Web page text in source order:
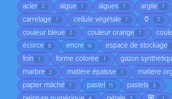
acier 2 algue 1 algues 1 argile 1
carrelage 1 cellule végétale 1 🏺 5
couleur bleue 2 couleur orange 1
écorce 8 encre 16 espace de stockage
foin 1 forme colorée 1 gazon
marbre 2 matière épaisse 1 matière
papier mâché 1 pastel 15 pastels 3